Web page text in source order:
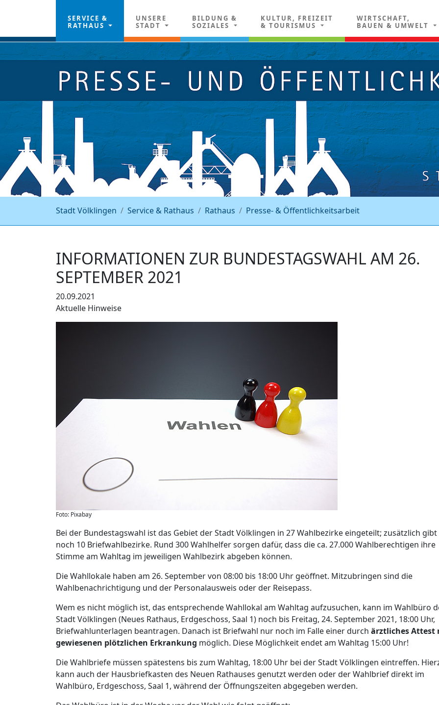
SERVICE &
RATHAUS
UNSERE
STADT
BILDUNG &
SOZIALES
KULTUR, FREIZEIT
& TOURISMUS
WIRTSCHAFT,
BAUEN & UMWELT
Stadt Völklingen Service & Rathaus Rathaus Presse- & Öffentlichkeitsarbeit
INFORMATIONEN ZUR BUNDESTAGSWAHL AM 26.
SEPTEMBER 2021
20.09.2021
Aktuelle Hinweise
Foto: Pixabay
Bei der Bundestagswahl ist das Gebiet der Stadt Völklingen in 27 Wahlbezirke eingeteilt; zusätzlich gibt
noch 10 Briefwahlbezirke. Rund 300 Wahlhelfer sorgen dafür, dass die ca. 27.000 Wahlberechtigen ihre
Stimme am Wahltag im jeweiligen Wahlbezirk abgeben können.
Die Wahllokale haben am 26. September von 08:00 bis 18:00 Uhr geöffnet. Mitzubringen sind die
Wahlbenachrichtigung und der Personalausweis oder der Reisepass.
Wem es nicht möglich ist, das entsprechende Wahllokal am Wahltag aufzusuchen, kann im Wahlbüro
Stadt Völklingen (Neues Rathaus, Erdgeschoss, Saal 1) noch bis Freitag, 24. September 2021, 18:00 Uhr,
Briefwahlunterlagen beantragen. Danach ist Briefwahl nur noch im Falle einer durch ärztliches Attest
gewiesenen plötzlichen Erkrankung möglich. Diese Möglichkeit endet am Wahltag 15:00 Uhr!
Die Wahlbriefe müssen spätestens bis zum Wahltag, 18:00 Uhr bei der Stadt Völklingen eintreffen.
kann auch der Hausbriefkasten des Neuen Rathauses genutzt werden oder der Wahlbrief direkt im
Wahlbüro, Erdgeschoss, Saal 1, während der Öffnungszeiten abgegeben werden.